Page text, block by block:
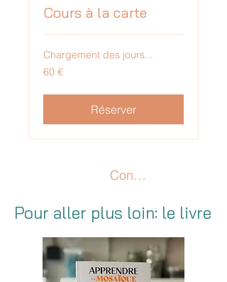
Cours à la carte
Chargement des jours...
60
euros
60 €
Réserver
Connexion
Pour aller plus loin: le livre